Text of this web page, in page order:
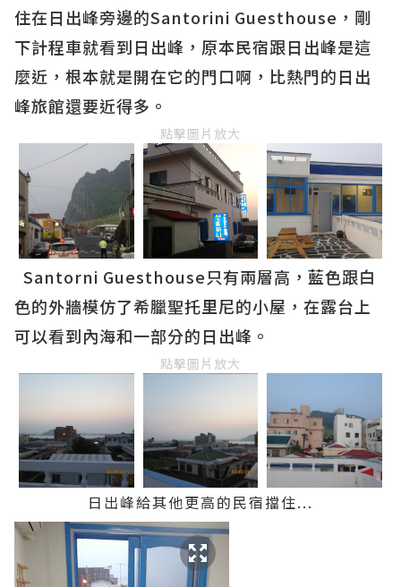
住在日出峰旁邊的Santorini Guesthouse，剛
下計程車就看到日出峰，原本民宿跟日出峰是這
麼近，根本就是開在它的門口啊，比熱門的日出
峰旅館還要近得多。
點擊圖片放大
Santorni Guesthouse只有兩層高，藍色跟白
色的外牆模仿了希臘聖托里尼的小屋，在露台上
可以看到內海和一部分的日出峰。
點擊圖片放大
日出峰給其他更高的民宿擋住...